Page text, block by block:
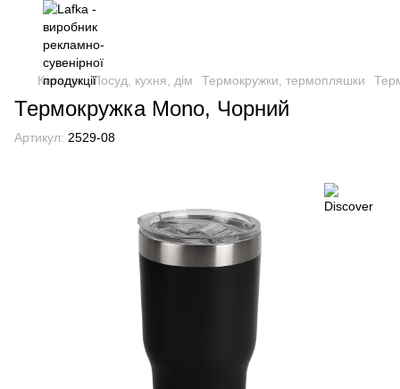
Каталог Посуд, кухня, дім Термокружки, термопляшки
Термокружка Mono, Чорний
Артикул: 2529-08